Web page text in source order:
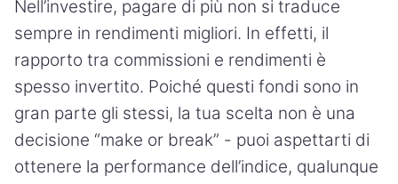
Nell’investire, pagare di più non si traduce
sempre in rendimenti migliori. In effetti, il
rapporto tra commissioni e rendimenti è
spesso invertito. Poiché questi fondi sono in
gran parte gli stessi, la tua scelta non è una
decisione “make or break” - puoi aspettarti di
ottenere la performance dell’indice, qualunque